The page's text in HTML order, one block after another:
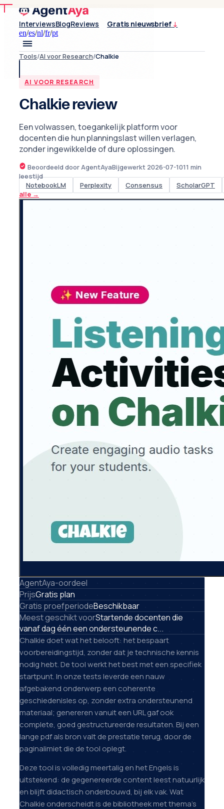
InterviewsBlogReviews Gratis nieuwsbrief ↓
en/es/nl/fr/pt
Tools/AI voor Research/Chalkie
AI VOOR RESEARCH
Chalkie review
Een volwassen, toegankelijk platform voor
docenten die hun planningslast willen verlagen,
zonder ingewikkelde of dure oplossingen.
Beoordeeld door AgentAyaBijgewerkt 2026-07-1011 min
leestijd
NotebookLM
Perplexity Consensus
ScholarGPT
alle→
AgentAya-oordeel
PrijsGratis plan
Gratis proefperiodeBeschikbaar
Meest geschikt voorStartende docenten die
vanaf dag één een ondersteunende c...
Chalkie doet wat het belooft: het bespaart
voorbereidingstijd, zonder dat je technische kennis
nodig hebt. De tool werkt het best met een specifiek
startpunt. In onze tests leverde een nauw
afgebakend onderwerp een coherente
geschiedenisles op, zonder extra ondersteunend
materiaal; genereren vanuit een URL gaf ook
complete, goed gestructureerde resultaten. Bij een
lange pdf als bron valt de prestatie terug, door de
paginalimiet die de tool oplegt.
Deze tool is volledig meertalig en het Engels is
uitstekend: de gegenereerde content leest natuurlijk
en blijft didactisch onderbouwd, bij elk vak. Wat
Chalkie onderscheidt is de bibliotheek met thema's